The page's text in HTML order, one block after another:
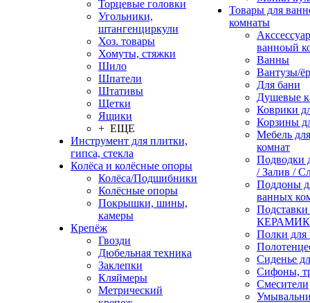
Торцевые головки
Угольники,
штангенциркули
Хоз. товары
Хомуты, стяжки
Шило
Шпатели
Штативы
Щетки
Ящики
+ ЕЩЕ
Инструмент для плитки,
гипса, стекла
Колёса и колёсные опоры
Колёса/Подшибники
Колёсные опоры
Покрышки, шины,
камеры
Крепёж
Гвозди
Дюбельная техника
Заклепки
Кляймеры
Метрический
Товары для
комнаты
ванноый
Ванны
Вантузы/
Для бани
Душевые
Коврики
Корзины
Мебель
комнат
Подводки
/ Залив /
Поддоны
ванных
Полки для
Сиденье
Сифоны,
Смесители